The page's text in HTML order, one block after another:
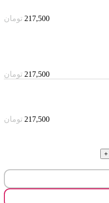
217,500 تومان
217,500 تومان
217,500 تومان